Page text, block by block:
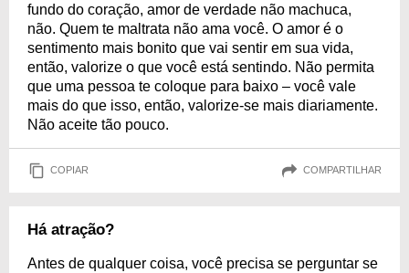
fundo do coração, amor de verdade não machuca,
não. Quem te maltrata não ama você. O amor é o
sentimento mais bonito que vai sentir em sua vida,
então, valorize o que você está sentindo. Não permita
que uma pessoa te coloque para baixo – você vale
mais do que isso, então, valorize-se mais diariamente.
Não aceite tão pouco.
COPIAR COMPARTILHAR
Há atração?
Antes de qualquer coisa, você precisa se perguntar se